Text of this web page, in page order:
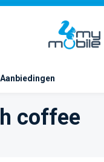
Aanbiedingen
coffee